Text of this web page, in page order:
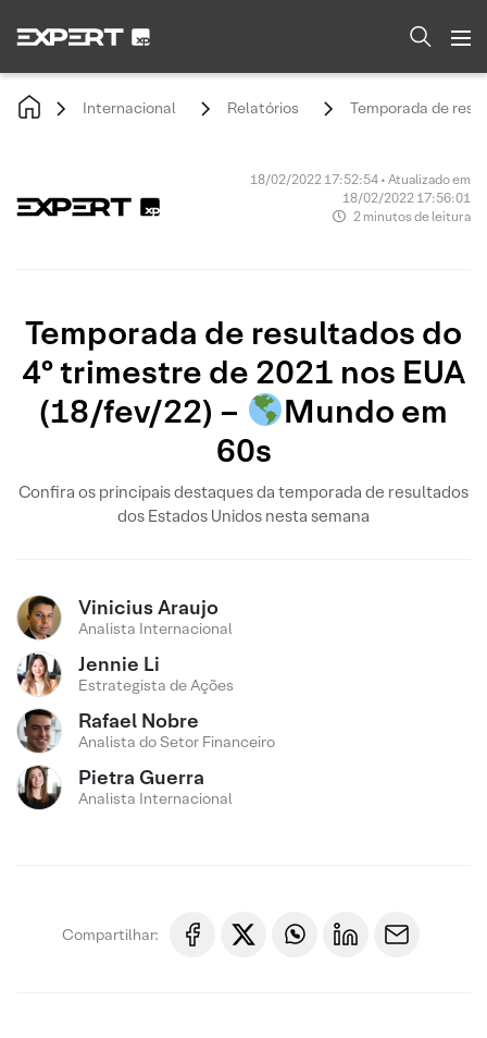
Internacional Relatórios Temporada de
18/02/2022 17:52:54 • Atualizado em
18/02/2022 17:56:01
2 minutos de leitura
Temporada de resultados do
4º trimestre de 2021 nos EUA
(18/fev/22) –
Mundo em
60s
Confira os principais destaques da temporada de resultados
dos Estados Unidos nesta semana
Vinicius Araujo
Analista Internacional
Jennie Li
Estrategista de Ações
Rafael Nobre
Analista do Setor Financeiro
Pietra Guerra
Analista Internacional
Compartilhar: